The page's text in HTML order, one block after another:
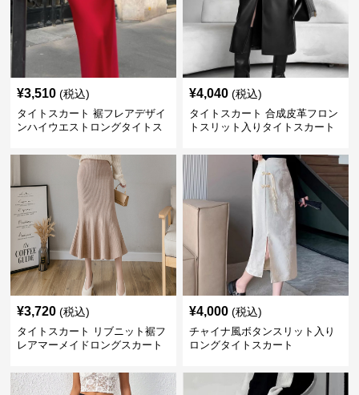
¥3,510 (税込)
タイトスカート 裾フレアデザイ
ンハイウエストロングタイトス
¥4,040 (税込)
タイトスカート 合成皮革フロン
トスリット入りタイトスカート
¥3,720 (税込)
タイトスカート リブニット裾フ
レアマーメイドロングスカート
¥4,000 (税込)
チャイナ風ボタンスリット入り
ロングタイトスカート